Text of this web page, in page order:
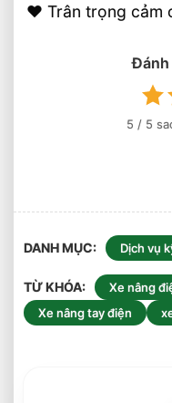
❤️ Trân trọng cảm
Đánh
5 / 5
DANH MỤC Dịch vụ
TỪ KHÓA Xe nâng
Xe nâng tay điện